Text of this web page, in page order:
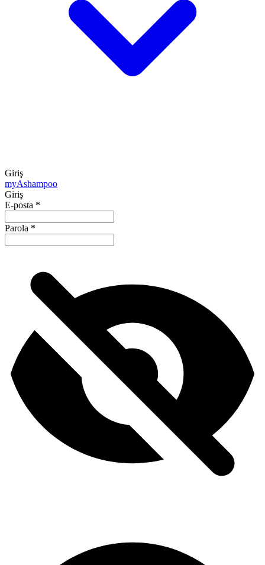
Giriş
myAshampoo
Giriş
E-posta *
Parola *